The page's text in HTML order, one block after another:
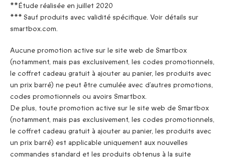
**Étude réalisée en juillet 2020
*** Sauf produits avec validité spécifique. Voir détails sur
smartbox.com.
Aucune promotion active sur le site web de Smartbox
(notamment, mais pas exclusivement, les codes promotionnels,
le coffret cadeau gratuit à ajouter au panier, les produits avec
un prix barré) ne peut être cumulée avec d’autres promotions,
codes promotionnels ou avoirs Smartbox.
De plus, toute promotion active sur le site web de Smartbox
(notamment, mais pas exclusivement, les codes promotionnels,
le coffret cadeau gratuit à ajouter au panier, les produits avec
un prix barré) est applicable uniquement aux nouvelles
commandes standard et les produits obtenus à la suite